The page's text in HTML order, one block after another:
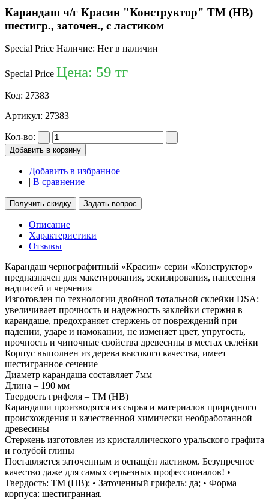
Карандаш ч/г Красин "Конструктор" ТМ (HB)
шестигр., заточен., с ластиком
Special Price Наличие: Нет в наличии
Special Price Цена: 59 тг
Код: 27383
Артикул: 27383
Кол-во:
Добавить в корзину
Добавить в избранное
| В сравнение
Получить скидку Задать вопрос
Описание
Характеристики
Отзывы
Карандаш чернографитный «Красин» серии «Конструктор»
предназначен для макетирования, эскизирования, нанесения
надписей и черчения
Изготовлен по технологии двойной тотальной склейки DSA:
увеличивает прочность и надежность заклейки стержня в
карандаше, предохраняет стержень от повреждений при
падении, ударе и намокании, не изменяет цвет, упругость,
прочность и чиночные свойства древесины в местах склейки
Корпус выполнен из дерева высокого качества, имеет
шестигранное сечение
Диаметр карандаша составляет 7мм
Длина – 190 мм
Твердость грифеля – ТМ (HB)
Карандаши производятся из сырья и материалов природного
происхождения и качественной химически необработанной
древесины
Стержень изготовлен из кристаллического уральского графита
и голубой глины
Поставляется заточенным и оснащён ластиком. Безупречное
качество даже для самых серьезных профессионалов! •
Твердость: ТМ (HB); • Заточенный грифель: да; • Форма
корпуса: шестигранная.